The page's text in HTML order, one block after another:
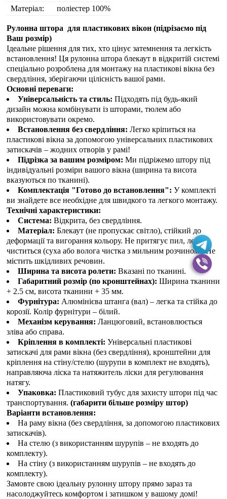
Матеріал:
поліестер 100%
Рулонна штора для пластикових вікон (підрізаємо під
Ваш розмір)
Ідеальне рішення для тих, хто цінує затемнення та легкість
встановлення! Ця рулонна штора блекаут в відкритій системі
спеціально розроблена для монтажу на пластикові вікна без
свердління, зберігаючи цілісність вашої рами.
Основні переваги:
Універсальність та стиль: Підходять під будь-який
дизайн можна комбінувати із шторами, тюлем або
використовувати окремо.
Встановлення без свердління: Легко кріпиться на
пластикові вікна за допомогою універсальних пластикових
затискачів – жодних отворів у рамі!
Підрізка за вашим розміром: Ми підріжемо штору під
індивідуальні розміри вашого вікна (ширина та висота
вказуються по тканині).
Комплектація "Готово до встановлення": У комплекті
ви знайдете все необхідне для швидкого та легкого монтажу.
Технічні характеристики:
Система: Відкрита, без свердління.
Матеріал: Блекаут (не пропускає світло), стійкий до
деформації та вигорання кольору. Не притягує пил, легко
чиститься (суха або волога чистка з мильним розчином). Не
містить шкідливих речовин.
Ширина та висота ролети: Вказані по тканині.
Габаритний розмір (по кронштейнах): Ширина тканини
+ 2.5 см, висота тканини + 35 мм.
Фурнітура: Алюмінієва штанга (вал) – легка та стійка до
корозії. Колір фурнітури – білий.
Механізм керування: Ланцюговий, встановлюється
зліва або справа.
Кріплення в комплекті: Універсальні пластикові
затискачі для рами вікна (без свердління), кронштейни для
кріплення на стіну/стелю (шурупи в комплект не входять),
направляюча ліска та натяжитель ліски для регулювання
натягу.
Упаковка: Пластиковий тубус для захисту штори під час
транспортування.(габарити більше розміру штор)
Варіанти встановлення:
На раму вікна (без свердління, за допомогою пластикових
затискачів).
На стелю (з використанням шурупів – не входять до
комплекту).
На стіну (з використанням шурупів – не входять до
комплекту).
Замовте свою ідеальну рулонну штору прямо зараз та
насолоджуйтесь комфортом і затишком у вашому домі!